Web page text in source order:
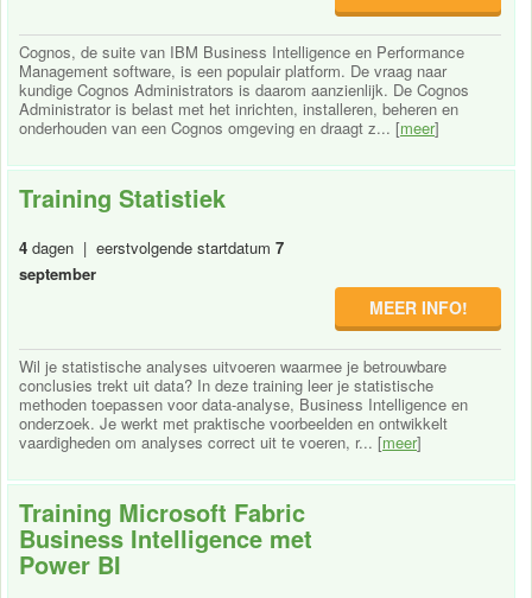
Cognos, de suite van IBM Business Intelligence en Performance
Management software, is een populair platform. De vraag naar
kundige Cognos Administrators is daarom aanzienlijk. De Cognos
Administrator is belast met het inrichten, installeren, beheren en
onderhouden van een Cognos omgeving en draagt z... [meer]
Training Statistiek
4 dagen | eerstvolgende startdatum 7
september
MEER INFO!
Wil je statistische analyses uitvoeren waarmee je betrouwbare
conclusies trekt uit data? In deze training leer je statistische
methoden toepassen voor data-analyse, Business Intelligence en
onderzoek. Je werkt met praktische voorbeelden en ontwikkelt
vaardigheden om analyses correct uit te voeren, r... [meer]
Training Microsoft Fabric
Business Intelligence met
Power BI